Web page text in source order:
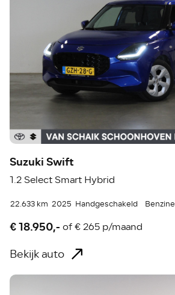
Suzuki Swift
1.2 Select Smart Hybrid
22.633 km 2025 Handgeschakeld Benzine
€ 18.950,- of€ 265 p/maand
Bekijk auto